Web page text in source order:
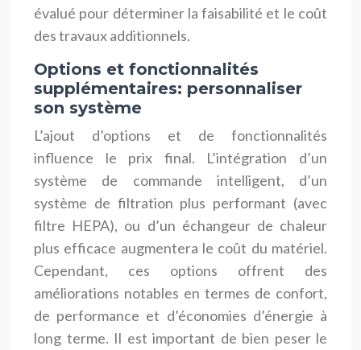
évalué pour déterminer la faisabilité et le coût
des travaux additionnels.
Options et fonctionnalités
supplémentaires: personnaliser
son système
L’ajout d’options et de fonctionnalités
influence le prix final. L’intégration d’un
système de commande intelligent, d’un
système de filtration plus performant (avec
filtre HEPA), ou d’un échangeur de chaleur
plus efficace augmentera le coût du matériel.
Cependant, ces options offrent des
améliorations notables en termes de confort,
de performance et d’économies d’énergie à
long terme. Il est important de bien peser le